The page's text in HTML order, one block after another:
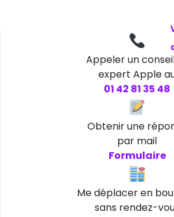
Appeler un
expert Apple
01 42 81 35 48
Obtenir une
par mail
Formulaire
Me déplacer en
sans rendez-